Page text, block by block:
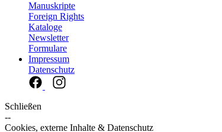
Manuskripte
Foreign Rights
Kataloge
Newsletter
Formulare
Impressum
Datenschutz
Schließen
--
Cookies, externe Inhalte & Datenschutz